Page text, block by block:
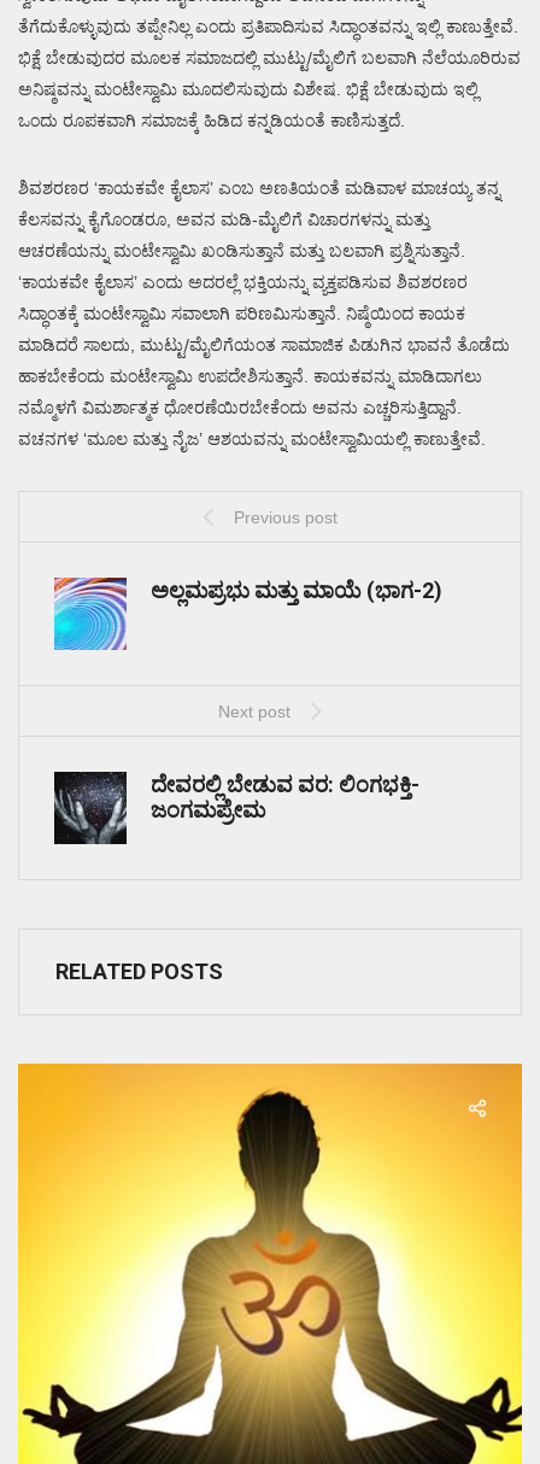
ತೆಗೆದುಕೊಳ್ಳುವುದು ತಪ್ಪೇನಿಲ್ಲ ಎಂದು ಪ್ರತಿಪಾದಿಸುವ ಸಿದ್ಧಾಂತವನ್ನು ಇಲ್ಲಿ ಕಾಣುತ್ತೇವೆ.
ಭಿಕ್ಷೆ ಬೇಡುವುದರ ಮೂಲಕ ಸಮಾಜದಲ್ಲಿ ಮುಟ್ಟು/ಮೈಲಿಗೆ ಬಲವಾಗಿ ನೆಲೆಯೂರಿರುವ
ಅನಿಷ್ಠವನ್ನು ಮಂಟೇಸ್ವಾಮಿ ಮೂದಲಿಸುವುದು ವಿಶೇಷ. ಭಿಕ್ಷೆ ಬೇಡುವುದು ಇಲ್ಲಿ
ಒಂದು ರೂಪಕವಾಗಿ ಸಮಾಜಕ್ಕೆ ಹಿಡಿದ ಕನ್ನಡಿಯಂತೆ ಕಾಣಿಸುತ್ತದೆ.
ಶಿವಶರಣರ ‘ಕಾಯಕವೇ ಕೈಲಾಸ’ ಎಂಬ ಅಣತಿಯಂತೆ ಮಡಿವಾಳ ಮಾಚಯ್ಯ ತನ್ನ
ಕೆಲಸವನ್ನು ಕೈಗೊಂಡರೂ, ಅವನ ಮಡಿ-ಮೈಲಿಗೆ ವಿಚಾರಗಳನ್ನು ಮತ್ತು
ಆಚರಣೆಯನ್ನು ಮಂಟೇಸ್ವಾಮಿ ಖಂಡಿಸುತ್ತಾನೆ ಮತ್ತು ಬಲವಾಗಿ ಪ್ರಶ್ನಿಸುತ್ತಾನೆ.
‘ಕಾಯಕವೇ ಕೈಲಾಸ’ ಎಂದು ಅದರಲ್ಲೆ ಭಕ್ತಿಯನ್ನು ವ್ಯಕ್ತಪಡಿಸುವ ಶಿವಶರಣರ
ಸಿದ್ಧಾಂತಕ್ಕೆ ಮಂಟೇಸ್ವಾಮಿ ಸವಾಲಾಗಿ ಪರಿಣಮಿಸುತ್ತಾನೆ. ನಿಷ್ಠೆಯಿಂದ ಕಾಯಕ
ಮಾಡಿದರೆ ಸಾಲದು, ಮುಟ್ಟು/ಮೈಲಿಗೆಯಂತ ಸಾಮಾಜಿಕ ಪಿಡುಗಿನ ಭಾವನೆ ತೊಡೆದು
ಹಾಕಬೇಕೆಂದು ಮಂಟೇಸ್ವಾಮಿ ಉಪದೇಶಿಸುತ್ತಾನೆ. ಕಾಯಕವನ್ನು ಮಾಡಿದಾಗಲು
ನಮ್ಮೊಳಗೆ ವಿಮರ್ಶಾತ್ಮಕ ಧೋರಣೆಯಿರಬೇಕೆಂದು ಅವನು ಎಚ್ಚರಿಸುತ್ತಿದ್ದಾನೆ.
ವಚನಗಳ ‘ಮೂಲ ಮತ್ತು ನೈಜ’ ಆಶಯವನ್ನು ಮಂಟೇಸ್ವಾಮಿಯಲ್ಲಿ ಕಾಣುತ್ತೇವೆ.
Previous post
ಅಲ್ಲಮಪ್ರಭು ಮತ್ತು ಮಾಯೆ (ಭಾಗ-2)
Next post
ದೇವರಲ್ಲಿ ಬೇಡುವ ವರ: ಲಿಂಗಭಕ್ತಿ-
ಜಂಗಮಪ್ರೇಮ
RELATED POSTS